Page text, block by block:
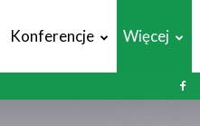
Konferencje Więcej